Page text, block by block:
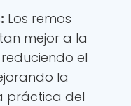
Los remos
mejor a la
el
la
práctica del